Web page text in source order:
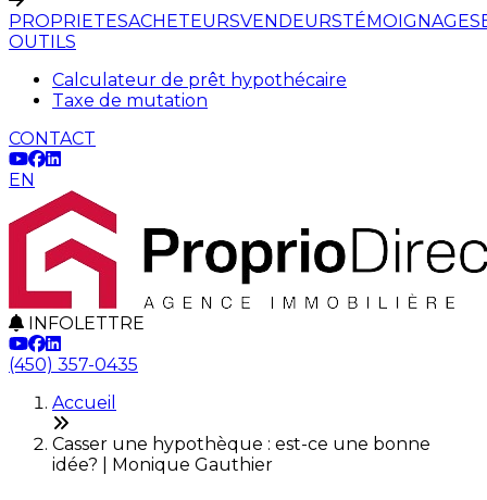
PROPRIETESACHETEURSVENDEURSTÉMOIGNAGES
OUTILS
Calculateur de prêt hypothécaire
Taxe de mutation
CONTACT
EN
INFOLETTRE
(450) 357-0435
Accueil
Casser une hypothèque : est-ce une bonne
idée? | Monique Gauthier